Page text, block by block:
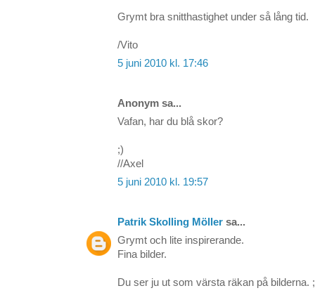
Grymt bra snitthastighet under så lång tid.
/Vito
5 juni 2010 kl. 17:46
Anonym sa...
Vafan, har du blå skor?
;)
//Axel
5 juni 2010 kl. 19:57
Patrik Skolling Möller sa...
Grymt och lite inspirerande.
Fina bilder.
Du ser ju ut som värsta räkan på bilderna.